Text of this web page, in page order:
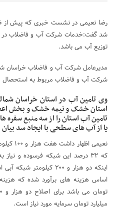
رضا نعیمی در نشست خبری که پیش از
شد گفت:خدمات شرکت آب و فاضلاب در
توزیع آب می باشد.
مدیرعامل شرکت آب و فاضلاب خراسان
شرکت آب و فاضلاب مربوط به استحصال
استان خشک و نیمه خشک و بخش
تامین آب استان را از سه منبع
یا از آب های سطحی با ایجاد سد
نعیمی
که ۳۲ درصد این شبکه فرسوده و
اینکه دو هزار و ۲۰۰
اساس هزینه های برآورد شده که
میلیارد تومان سرمایه مورد نیاز است.